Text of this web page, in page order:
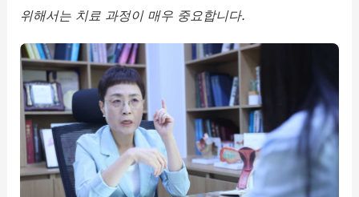
위해서는 치료 과정이 매우 중요합니다.